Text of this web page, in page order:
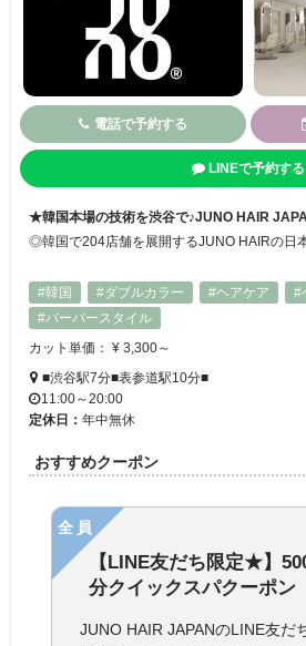
電話で予約する
LINEで予約する
★韓国本場の技術を渋谷で♪JUNO HAIR
#韓国
#ダブルカラー #ヘアケア
#
#バーバースタイル
カット単価： ¥ 3,300～
■渋谷駅7分■表参道駅10分■
11:00～20:00
定休日： 年中無休
おすすめクーポン
全員
【LINE友だち限定★】
分クイックスパクーポン
JUNO HAIR JAPANのLINE友だ